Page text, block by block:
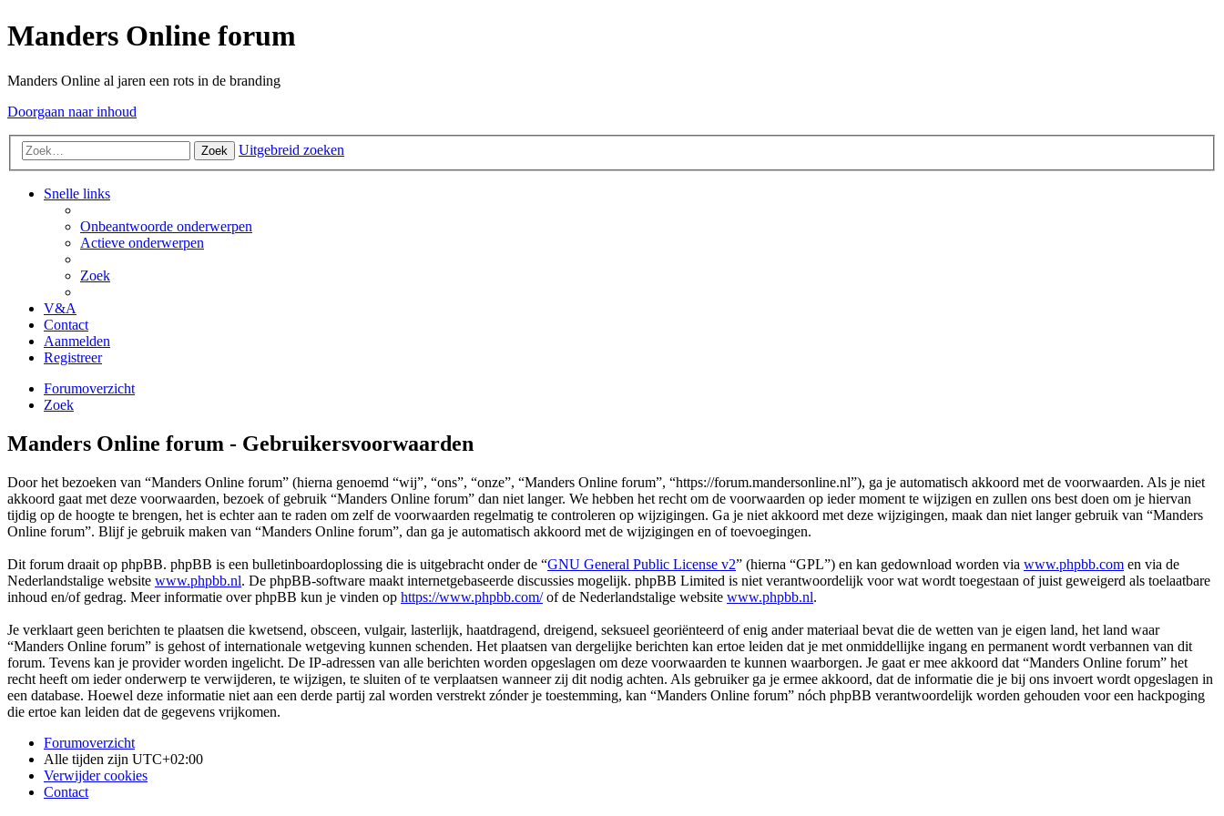
Manders Online forum
Manders Online al jaren een rots in de branding
Doorgaan naar inhoud
Zoek Uitgebreid zoeken
Snelle links
Onbeantwoorde onderwerpen
Actieve onderwerpen
Zoek
V&A
Contact
Aanmelden
Registreer
Forumoverzicht
Zoek
Manders Online forum - Gebruikersvoorwaarden
Door het bezoeken van “Manders Online forum” (hierna genoemd “wij”, “ons”, “onze”, “Manders Online forum”, “https://forum.mandersonline.nl”), ga je automatisch akkoord met de voorwaarden. Als je niet
akkoord gaat met deze voorwaarden, bezoek of gebruik “Manders Online forum” dan niet langer. We hebben het recht om de voorwaarden op ieder moment te wijzigen en zullen ons best doen om je hiervan
tijdig op de hoogte te brengen, het is echter aan te raden om zelf de voorwaarden regelmatig te controleren op wijzigingen. Ga je niet akkoord met deze wijzigingen, maak dan niet langer gebruik van “Manders
Online forum”. Blijf je gebruik maken van “Manders Online forum”, dan ga je automatisch akkoord met de wijzigingen en of toevoegingen.
Dit forum draait op phpBB. phpBB is een bulletinboardoplossing die is uitgebracht onder de “GNU General Public License v2” (hierna “GPL”) en kan gedownload worden via www.phpbb.com en via de
Nederlandstalige website www.phpbb.nl. De phpBB-software maakt internetgebaseerde discussies mogelijk. phpBB Limited is niet verantwoordelijk voor wat wordt toegestaan of juist geweigerd als toelaatbare
inhoud en/of gedrag. Meer informatie over phpBB kun je vinden op https://www.phpbb.com/of de Nederlandstalige website www.phpbb.nl.
Je verklaart geen berichten te plaatsen die kwetsend, obsceen, vulgair, lasterlijk, haatdragend, dreigend, seksueel georiënteerd of enig ander materiaal bevat die de wetten van je eigen land, het land waar
“Manders Online forum” is gehost of internationale wetgeving kunnen schenden. Het plaatsen van dergelijke berichten kan ertoe leiden dat je met onmiddellijke ingang en permanent wordt verbannen van dit
forum. Tevens kan je provider worden ingelicht. De IP-adressen van alle berichten worden opgeslagen om deze voorwaarden te kunnen waarborgen. Je gaat er mee akkoord dat “Manders Online forum” het
recht heeft om ieder onderwerp te verwijderen, te wijzigen, te sluiten of te verplaatsen wanneer zij dit nodig achten. Als gebruiker ga je ermee akkoord, dat de informatie die je bij ons invoert wordt opgeslagen in
een database. Hoewel deze informatie niet aan een derde partij zal worden verstrekt zónder je toestemming, kan “Manders Online forum” nóch phpBB verantwoordelijk worden gehouden voor een hackpoging
die ertoe kan leiden dat de gegevens vrijkomen.
Forumoverzicht
Alle tijden zijn UTC+02:00
Verwijder cookies
Contact